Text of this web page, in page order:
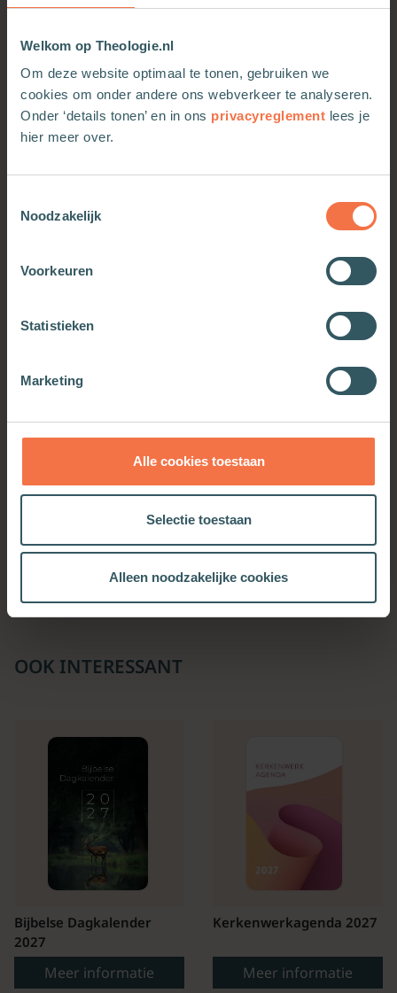
Welkom op Theologie.nl
Om deze website optimaal te tonen, gebruiken we
cookies om onder andere ons webverkeer te analyseren.
Onder ‘details tonen’ en in ons privacyreglement lees je
hier meer over.
Noodzakelijk
Voorkeuren
Statistieken
Marketing
Alle cookies toestaan
Selectie toestaan
Alleen noodzakelijke cookies
Max Lucado Agenda 2027 Max Lucado Agenda 2027
Meer informatie
In de kribbe
OOK INTERESSANT
Bijbelse Dagkalender
2027
Meer informatie
Kerkenwerkagenda 2027
Meer informatie